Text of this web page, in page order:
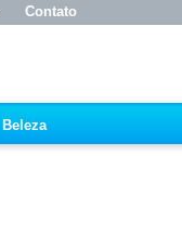
Contato
Beleza